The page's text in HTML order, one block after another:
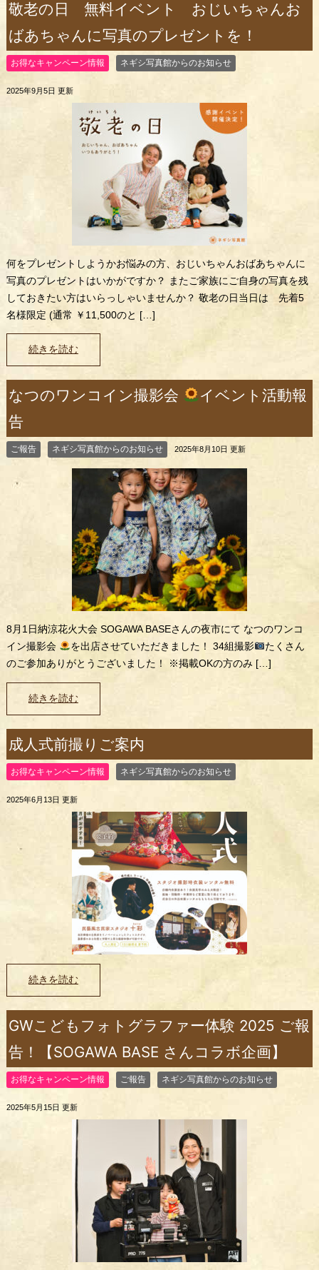
敬老の日 無料イベント おじいちゃんお
ばあちゃんに写真のプレゼントを！
お得なキャンペーン情報 ネギシ写真館からのお知らせ
2025年9月5日 更新
何をプレゼントしようかお悩みの方、おじいちゃんおばあちゃんに
写真のプレゼントはいかがですか？ またご家族にご自身の写真を残
しておきたい方はいらっしゃいませんか？ 敬老の日当日は 先着5
名様限定 (通常 ￥11,500のと […]
続きを読む
なつのワンコイン撮影会
イベント活動報
告
ご報告 ネギシ写真館からのお知らせ 2025年8月10日 更新
8月1日納涼花火大会 SOGAWA BASEさんの夜市にて なつのワンコ
イン撮影会
を出店させていただきました！ 34組撮影
たくさん
のご参加ありがとうございました！ ※掲載OKの方のみ […]
続きを読む
成人式前撮りご案内
お得なキャンペーン情報 ネギシ写真館からのお知らせ
2025年6月13日 更新
続きを読む
GWこどもフォトグラファー体験 2025 ご報
告！【SOGAWA BASE さんコラボ企画】
お得なキャンペーン情報 ご報告 ネギシ写真館からのお知らせ
2025年5月15日 更新